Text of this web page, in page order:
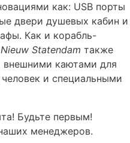
как: USB порты
двери душевых кабин и
Как и корабль-
Nieuw Statendam также
внешними каютами для
и специальными
Будьте первым!
менеджеров.